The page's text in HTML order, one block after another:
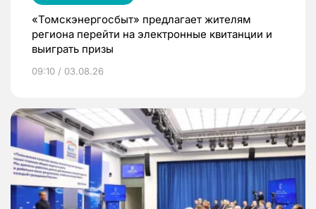
«Томскэнергосбыт» предлагает жителям
региона перейти на электронные квитанции и
выиграть призы
09:10 / 03.08.26